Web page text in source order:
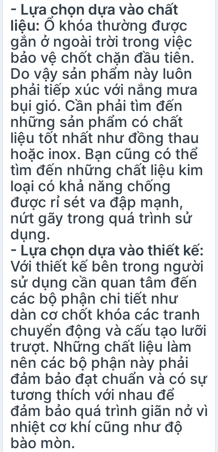
- Lựa chọn dựa vào chất
liệu: Ổ khóa thường được
gắn ở ngoài trời trong việc
bảo vệ chốt chặn đầu tiên.
Do vậy sản phẩm này luôn
phải tiếp xúc với nắng mưa
bụi gió. Cần phải tìm đến
những sản phẩm có chất
liệu tốt nhất như đồng thau
hoặc inox. Bạn cũng có thể
tìm đến những chất liệu kim
loại có khả năng chống
được rỉ sét va đập mạnh,
nứt gãy trong quá trình sử
dụng.
- Lựa chọn dựa vào thiết kế:
Với thiết kế bên trong người
sử dụng cần quan tâm đến
các bộ phận chi tiết như
dàn cơ chốt khóa các tranh
chuyển động và cấu tạo lưỡi
trượt. Những chất liệu làm
nên các bộ phận này phải
đảm bảo đạt chuẩn và có sự
tương thích với nhau để
đảm bảo quá trình giãn nở vì
nhiệt cơ khí cũng như độ
bào mòn.